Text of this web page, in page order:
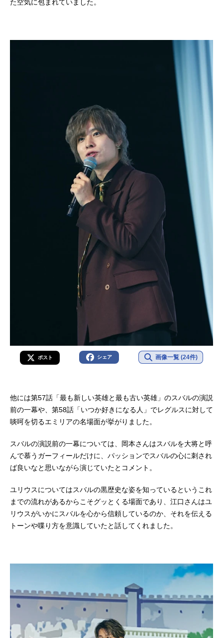
た空気に包まれていました。
ポスト シェア 画像一覧 (24件)
他には第57話「最も新しい英雄と最も古い英雄」のスバルの演説
前の一幕や、第58話「いつか好きになる人」でレグルスに対して
啖呵を切るエミリアの名場面が挙がりました。
スバルの演説前の一幕については、岡本さんはスバルを大将と呼
んで慕うガーフィールだけに、パッションでスバルの心に刺され
ば良いなと思いながら演じていたとコメント。
ユリウスについてはスバルの黒歴史な姿を知っているというこれ
までの流れがあるからこそグッとくる場面であり、江口さんはユ
リウスがいかにスバルを心から信頼しているのか、それを伝える
トーンや喋り方を意識していたと話してくれました。